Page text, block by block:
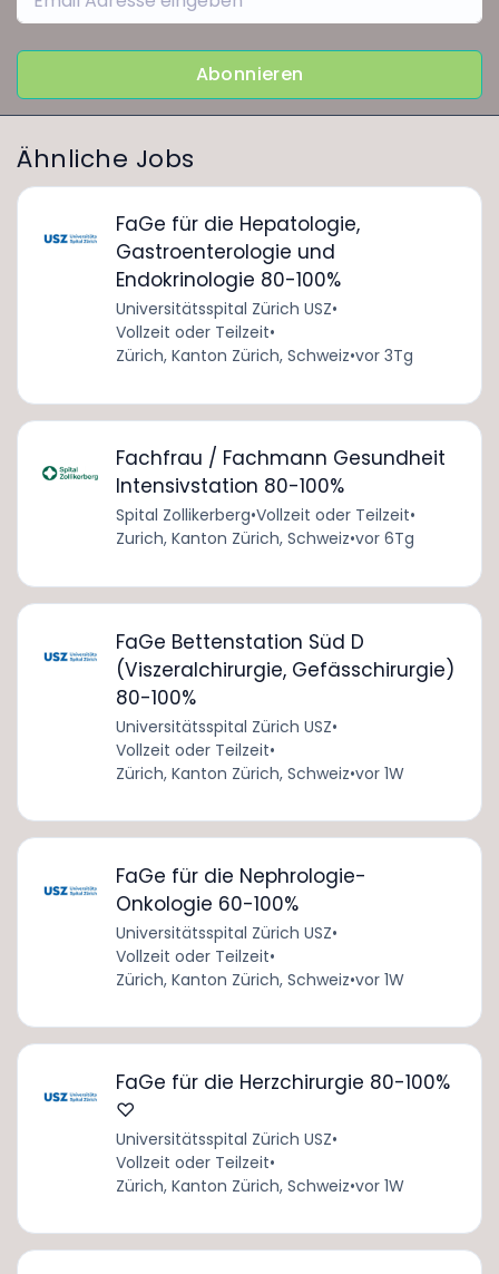
Abonnieren
Ähnliche Jobs
FaGe für die Hepatologie,
Gastroenterologie und
Endokrinologie 80-100%
Universitätsspital Zürich USZ•
Vollzeit oder Teilzeit•
Zürich, Kanton Zürich, Schweiz•vor 3Tg
Fachfrau / Fachmann Gesundheit
Intensivstation 80-100%
Spital Zollikerberg•Vollzeit oder Teilzeit•
Zurich, Kanton Zürich, Schweiz•vor 6Tg
FaGe Bettenstation Süd D
(Viszeralchirurgie, Gefässchirurgie)
80-100%
Universitätsspital Zürich USZ•
Vollzeit oder Teilzeit•
Zürich, Kanton Zürich, Schweiz•vor 1W
FaGe für die Nephrologie-
Onkologie 60-100%
Universitätsspital Zürich USZ•
Vollzeit oder Teilzeit•
Zürich, Kanton Zürich, Schweiz•vor 1W
FaGe für die Herzchirurgie 80-100%
♡
Universitätsspital Zürich USZ•
Vollzeit oder Teilzeit•
Zürich, Kanton Zürich, Schweiz•vor 1W